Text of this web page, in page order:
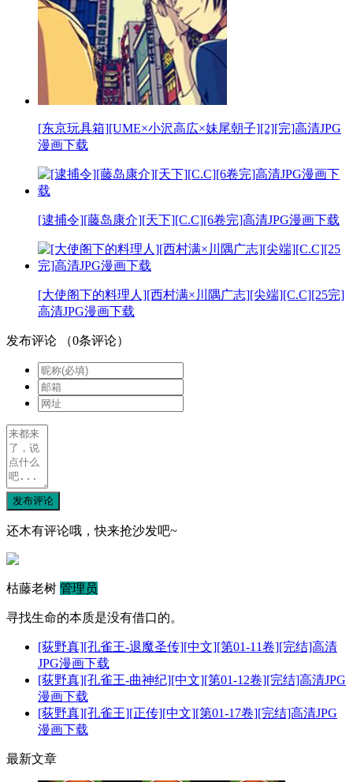
[东京玩具箱][UME×小沢高広×妹尾朝子][2][完]高清JPG
漫画下载
[逮捕令][藤岛康介][天下][C.C][6卷完]高清JPG漫画下载
[大使阁下的料理人][西村满×川隅广志][尖端][C.C][25完]
高清JPG漫画下载
发布评论 （0条评论）
发布评论
还木有评论哦，快来抢沙发吧~
枯藤老树 管理员
寻找生命的本质是没有借口的。
[荻野真][孔雀王-退魔圣传][中文][第01-11卷][完结]高清
JPG漫画下载
[荻野真][孔雀王-曲神纪][中文][第01-12卷][完结]高清JPG
漫画下载
[荻野真][孔雀王][正传][中文][第01-17卷][完结]高清JPG
漫画下载
最新文章